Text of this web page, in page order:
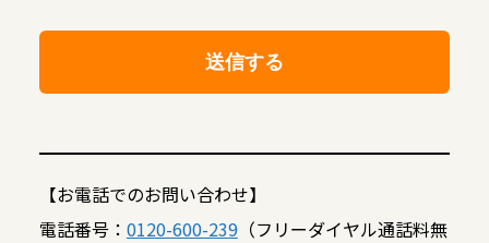
【お電話でのお問い合わせ】
電話番号： 0120-600-239（フリーダイヤル通話料無